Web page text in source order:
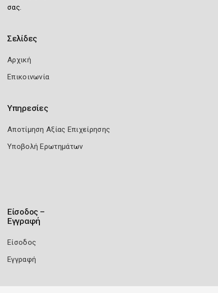
σας.
Σελίδες
Αρχική
Επικοινωνία
Υπηρεσίες
Αποτίμηση Αξίας Επιχείρησης
Υποβολή Ερωτημάτων
Είσοδος –
Εγγραφή
Είσοδος
Εγγραφή